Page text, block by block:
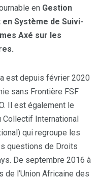
en Gestion
Système de Suivi-
Axé sur les
est depuis février 2020
sans Frontière FSF
Il est également le
International
qui regroupe les
questions de Droits
De septembre 2016 à
l’Union Africaine des